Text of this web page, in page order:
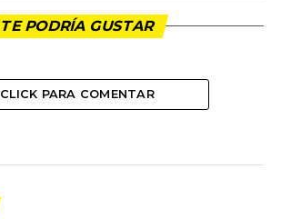
TE PODRÍA GUSTAR
CLICK PARA COMENTAR